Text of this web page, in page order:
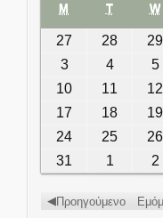
M MONDAY
TTUESDAY
W
27 July 27, 2026
28 July29
3August 3, 2026
4August5
10 August 10,
11 12
17 August 17,
18 19
24 August 24,
25 26
31 August 31,
1 2
Προηγούμενο